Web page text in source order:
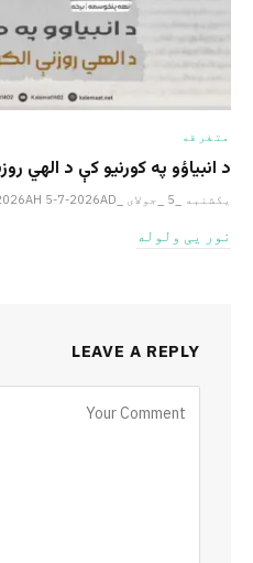
متفرقه
د انبیاؤو په کورنیو کې د الهي
یکشنبه _5 _جولای _2026AH 5-7-2026AD
نور یی ولوله
LEAVE A REPLY